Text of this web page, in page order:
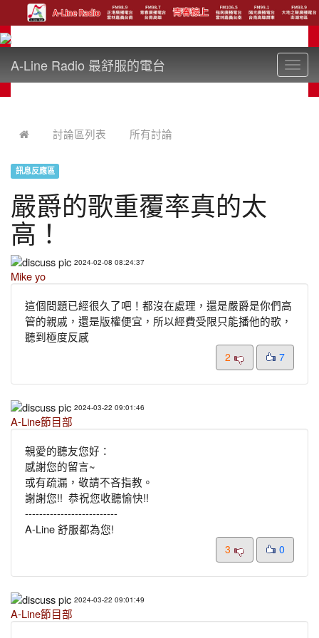
A-Line Radio 最舒服的電台
討論區列表 所有討論
訊息反應區
嚴爵的歌重覆率真的太
高！
2024-02-08 08:24:37
Mike yo
這個問題已經很久了吧！都沒在處理，還是嚴爵是你們高
管的親戚，還是版權便宜，所以經費受限只能播他的歌，
聽到極度反感
2 7
2024-03-22 09:01:46
A-Line節目部
親愛的聽友您好：
感謝您的留言~
或有疏漏，敬請不吝指教。
謝謝您!! 恭祝您收聽愉快!!
--------------------------
A-Line 舒服都為您!
3 0
2024-03-22 09:01:49
A-Line節目部